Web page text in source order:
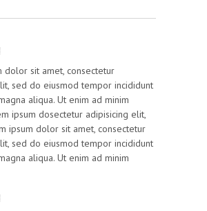
dolor sit amet, consectetur
sed do eiusmod tempor incididunt
aliqua. Ut enim ad minim
ipsum dosectetur adipisicing elit,
ipsum dolor sit amet, consectetur
sed do eiusmod tempor incididunt
aliqua. Ut enim ad minim